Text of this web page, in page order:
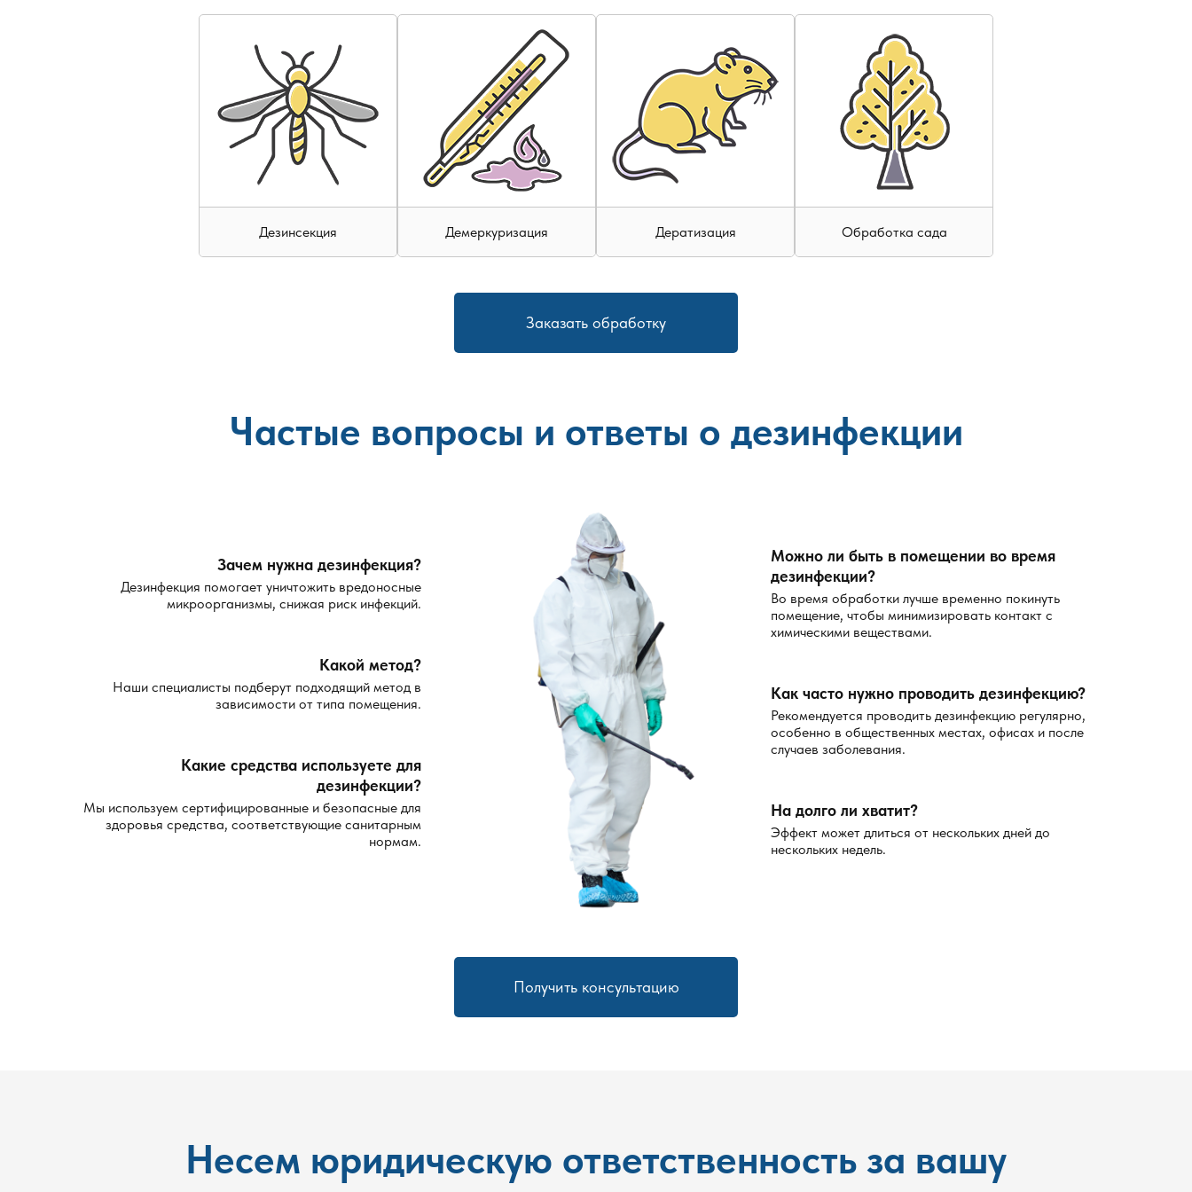
Дезинсекция Демеркуризация Дератизация Обработка сада
Заказать обработку
Частые вопросы и ответы о дезинфекции
Зачем нужна дезинфекция?
Дезинфекция помогает уничтожить вредоносные
микроорганизмы, снижая риск инфекций.
Какой метод?
Наши специалисты подберут подходящий метод в
зависимости от типа помещения.
Какие средства используете для
дезинфекции?
Мы используем сертифицированные и безопасные для
здоровья средства, соответствующие санитарным
нормам.
Можно ли быть в помещении во время
дезинфекции?
Во время обработки лучше временно покинуть
помещение, чтобы минимизировать контакт с
химическими веществами.
Как часто нужно проводить дезинфекцию?
Рекомендуется проводить дезинфекцию регулярно,
особенно в общественных местах, офисах и после
случаев заболевания.
На долго ли хватит?
Эффект может длиться от нескольких дней до
нескольких недель.
Получить консультацию
Несем юридическую ответственность за вашу